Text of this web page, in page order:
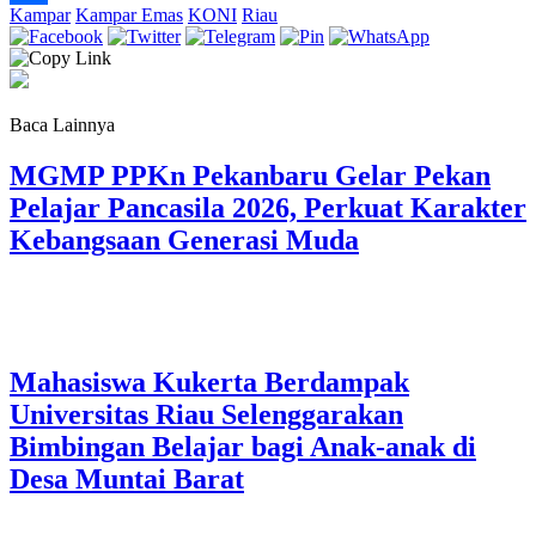
Share
Kampar Kampar Emas KONI Riau
Baca Lainnya
MGMP PPKn Pekanbaru Gelar Pekan
Pelajar Pancasila 2026, Perkuat Karakter
Kebangsaan Generasi Muda
Mahasiswa Kukerta Berdampak
Universitas Riau Selenggarakan
Bimbingan Belajar bagi Anak-anak di
Desa Muntai Barat